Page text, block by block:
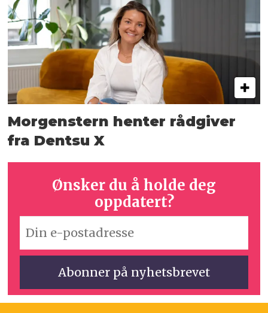
Morgenstern henter rådgiver
fra Dentsu X
Ønsker du å holde deg
oppdatert?